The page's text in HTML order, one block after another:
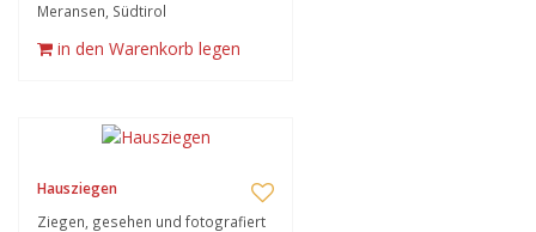
Meransen, Südtirol
in den Warenkorb legen
Hausziegen
Ziegen, gesehen und fotografiert